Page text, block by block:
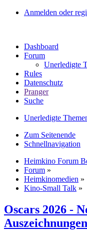
Anmelden oder
Dashboard
Forum
Unerledigte
Rules
Datenschutz
Pranger
Suche
Unerledigte
Zum Seitenende
Schnellnavigation
Heimkino Forum
Forum »
Heimkinomedien »
Kino-Small Talk »
Oscars 2026 -
Auszeichnungen